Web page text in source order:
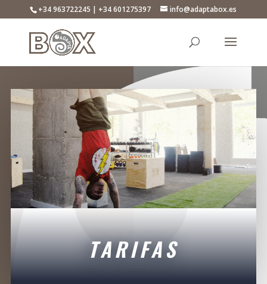
+34 963722245 | +34 601275397 info@adaptabox.es
TARIFAS